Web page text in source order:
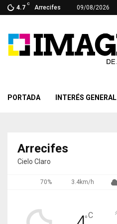
4.7
C
Arrecifes 09/08/2026
PORTADA INTERÉS GENERAL
Arrecifes
Cielo Claro
70% 3.4km/h
°C